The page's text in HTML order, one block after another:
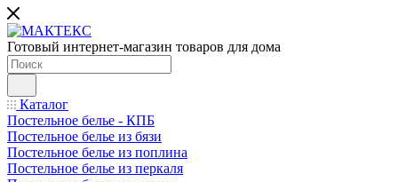
Готовый интернет-магазин товаров для дома
Каталог
Постельное белье - КПБ
Постельное белье из бязи
Постельное белье из поплина
Постельное белье из перкаля